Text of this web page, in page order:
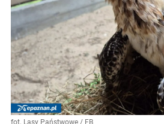
fot. Lasy Państwowe / FB